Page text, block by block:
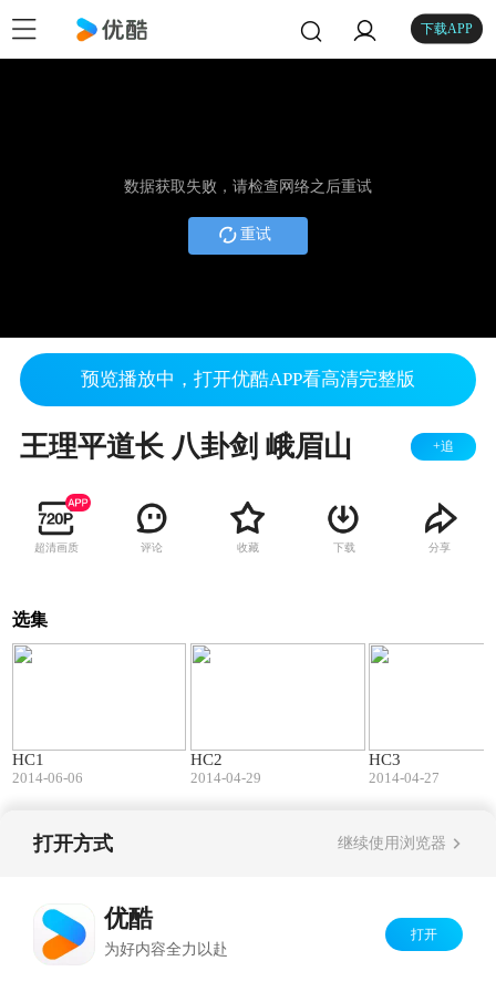
下载APP
数据获取失败，请检查网络之后重试
重试
预览播放中，打开优酷APP看高清完整版
王理平道长 八卦剑 峨眉山 +追
超清画质 评论 收藏 下载 分享
选集
HC1
2014-06-06
HC2
2014-04-29
HC3
2014-04-27
打开方式 继续使用浏览器
优酷
为好内容全力以赴
打开